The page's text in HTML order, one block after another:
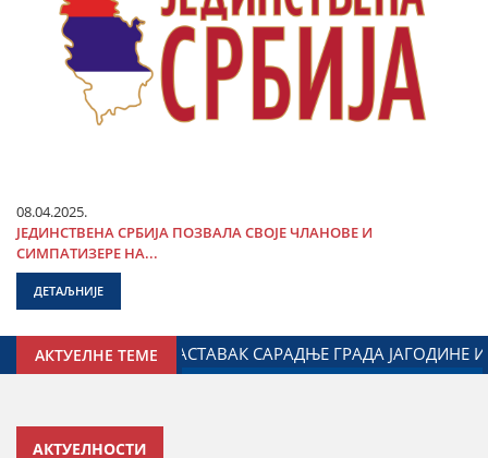
08.04.2025.
ЈЕДИНСТВЕНА СРБИЈА ПОЗВАЛА СВОЈЕ ЧЛАНОВЕ И
СИМПАТИЗЕРЕ НА...
ДЕТАЉНИЈЕ
АКТУЕЛНЕ ТЕМЕ
СА ДИЈАСПОРОМ ДАЛИБОР МАРКОВИЋ НА
АКТУЕЛНОСТИ